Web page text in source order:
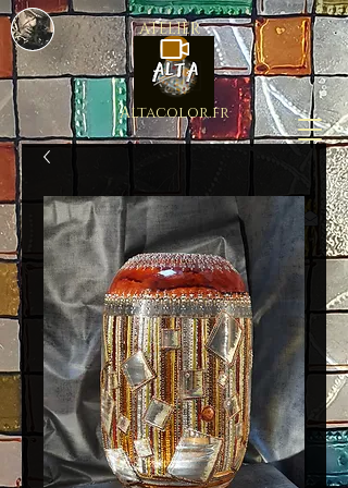
ATELIER
Altacolor.fr